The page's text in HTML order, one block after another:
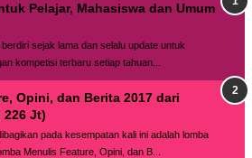
Pelajar, Mahasiswa dan Umum
sejak lama dan selalu update untuk
kompetisi terbaru setiap tahuan...
Opini, dan Berita 2017 dari
226 Jt)
pada kesempatan kali ini adalah lomba
Menulis Feature, Opini, dan B...